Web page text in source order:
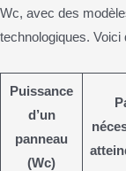
Wc, avec des
technologiques.
Puissance
d’un
panneau
(Wc)